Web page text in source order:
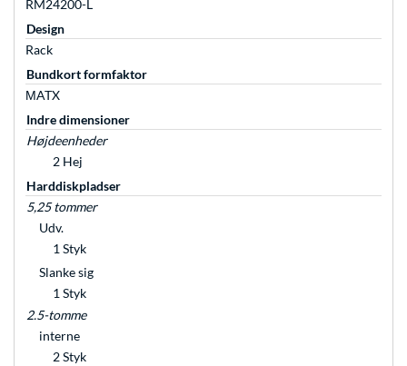
RM24200-L
Design
Rack
Bundkort formfaktor
ΜATX
Indre dimensioner
Højdeenheder
2 Hej
Harddiskpladser
5,25 tommer
Udv.
1 Styk
Slanke sig
1 Styk
2.5-tomme
interne
2 Styk